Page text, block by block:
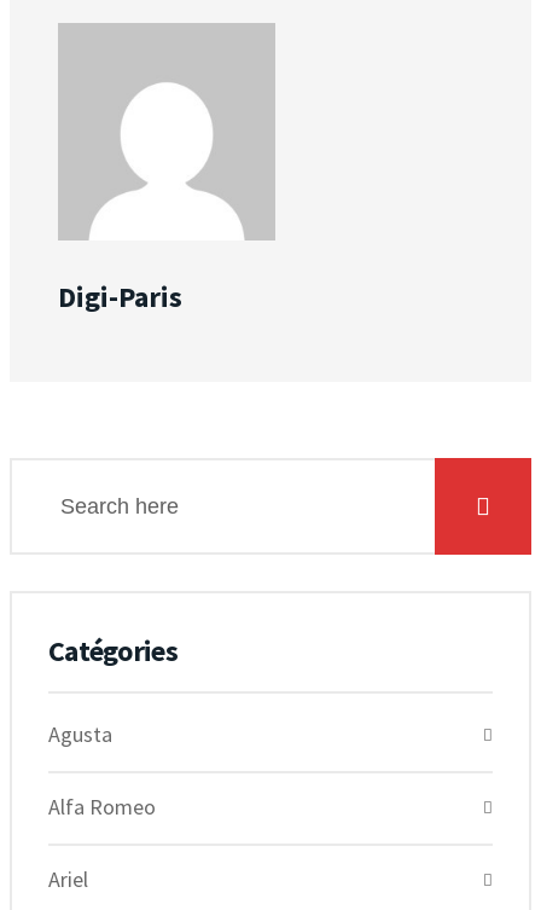
Digi-Paris
Catégories
Agusta
Alfa Romeo
Ariel